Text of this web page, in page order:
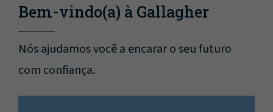
Bem-vindo(a) à Gallagher
Nós ajudamos você a encarar o seu futuro
com confiança.